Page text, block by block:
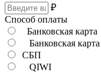
₽
Способ оплаты
Банковская карта
Банковская
СБП
QIWI